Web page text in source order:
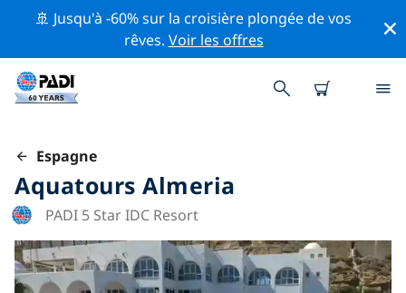
🚢 Jusqu'à -60% sur la croisière plongée de vos
rêves. Voir les offres
Espagne
Aquatours Almeria
PADI 5 Star IDC Resort